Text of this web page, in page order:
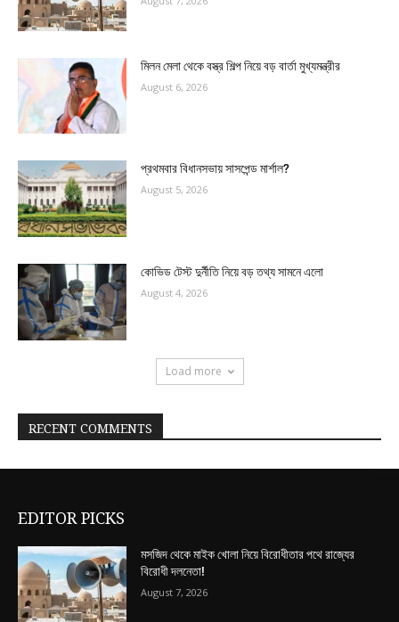
মিলন মেলা থেকে বস্ত্র শিল্প নিয়ে বড় বার্তা মুখ্যমন্ত্রীর
August 6, 2026
প্রথমবার বিধানসভায় সাসপেন্ড মার্শাল?
August 5, 2026
কোভিড টেস্ট দুর্নীতি নিয়ে বড় তথ্য সামনে এলো
August 4, 2026
Load more
RECENT COMMENTS
EDITOR PICKS
মসজিদ থেকে মাইক খোলা নিয়ে বিরোধীতার পথে রাজ্যের
বিরোধী দলনেতা!
August 7, 2026